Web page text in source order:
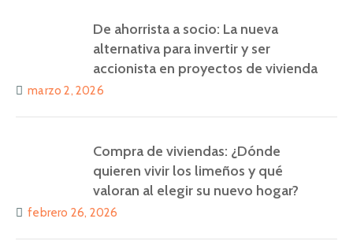
De ahorrista a socio: La nueva
alternativa para invertir y ser
accionista en proyectos de vivienda
marzo 2, 2026
Compra de viviendas: ¿Dónde
quieren vivir los limeños y qué
valoran al elegir su nuevo hogar?
febrero 26, 2026